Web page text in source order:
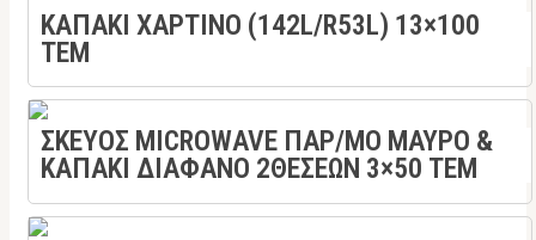
ΚΑΠΑΚΙ ΧΑΡΤΙΝΟ (142L/R53L) 13×100
ΤΕΜ
ΣΚΕΥΟΣ MICROWAVE ΠΑΡ/ΜΟ ΜΑΥΡΟ &
ΚΑΠΑΚΙ ΔΙΑΦΑΝΟ 2ΘΕΣΕΩΝ 3×50 TEM